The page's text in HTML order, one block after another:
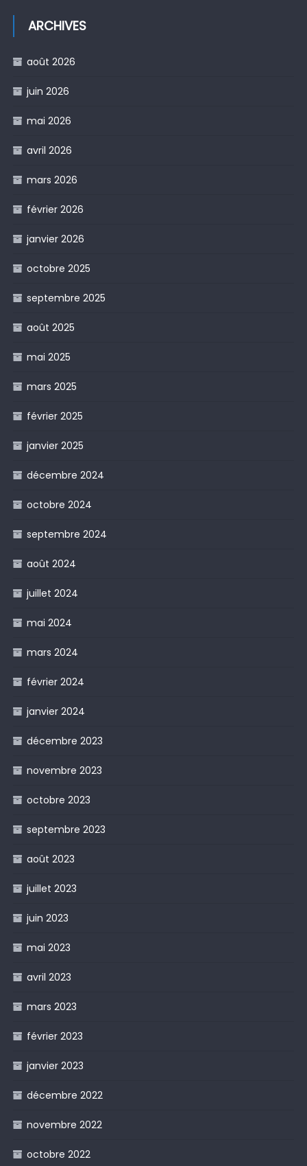
ARCHIVES
août 2026
juin 2026
mai 2026
avril 2026
mars 2026
février 2026
janvier 2026
octobre 2025
septembre 2025
août 2025
mai 2025
mars 2025
février 2025
janvier 2025
décembre 2024
octobre 2024
septembre 2024
août 2024
juillet 2024
mai 2024
mars 2024
février 2024
janvier 2024
décembre 2023
novembre 2023
octobre 2023
septembre 2023
août 2023
juillet 2023
juin 2023
mai 2023
avril 2023
mars 2023
février 2023
janvier 2023
décembre 2022
novembre 2022
octobre 2022